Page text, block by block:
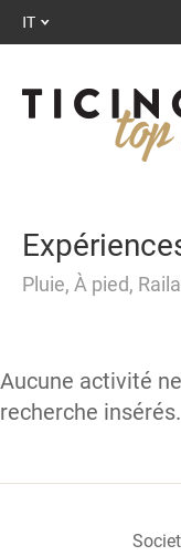
IT
Pluie, À pied,
Aucune activité
recherche insérés.